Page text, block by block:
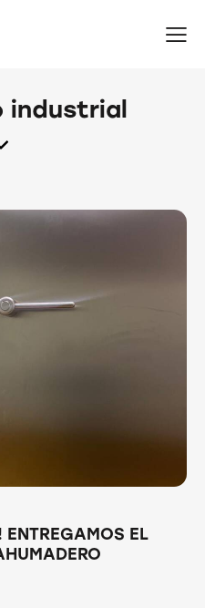
industrial
ENTREGAMOS EL